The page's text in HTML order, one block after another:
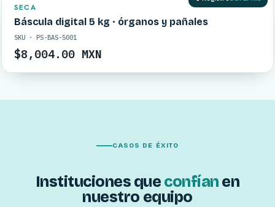
SECA
Báscula digital 5 kg · órganos y pañales
SKU · PS-BAS-5001
$8,004.00 MXN
CASOS DE ÉXITO
Instituciones que confían en
nuestro equipo